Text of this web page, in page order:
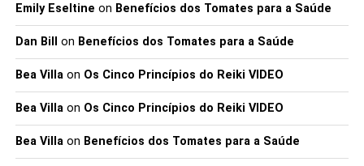
Emily Eseltine on Benefícios dos Tomates para a Saúde
Dan Bill on Benefícios dos Tomates para a Saúde
Bea Villaon Os Cinco Princípios do Reiki VIDEO
Bea Villaon Os Cinco Princípios do Reiki VIDEO
Bea Villaon Benefícios dos Tomates para a Saúde